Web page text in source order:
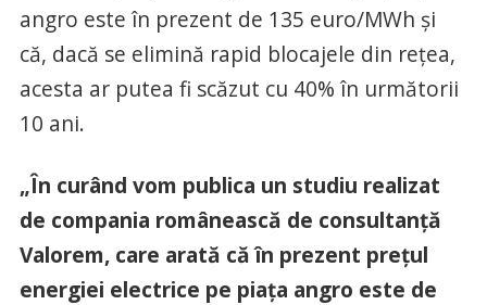
angro este în prezent de 135 euro/MWh şi
că, dacă se elimină rapid blocajele din reţea,
acesta ar putea fi scăzut cu 40% în următorii
10 ani.
„În curând vom publica un studiu realizat
de compania românească de consultanţă
Valorem, care arată că în prezent preţul
energiei electrice pe piaţa angro este de